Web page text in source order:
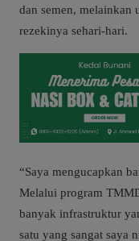
dan semen, melainkan
rezekinya sehari-hari.
“Saya mengucapkan
Melalui program
banyak infrastruktur
satu yang sangat saya